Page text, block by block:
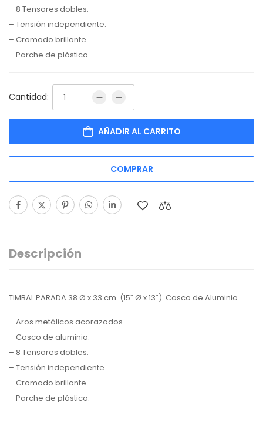
– 8 Tensores dobles.
– Tensión independiente.
– Cromado brillante.
– Parche de plástico.
Cantidad:
AÑADIR AL CARRITO
COMPRAR
Descripción
TIMBAL PARADA 38 Ø x 33 cm. (15″ Ø x 13″). Casco de Aluminio.
– Aros metálicos acorazados.
– Casco de aluminio.
– 8 Tensores dobles.
– Tensión independiente.
– Cromado brillante.
– Parche de plástico.